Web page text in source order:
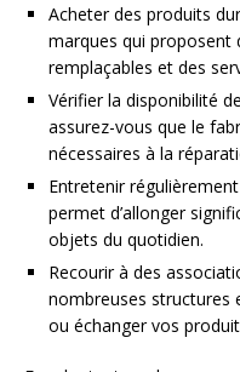
Acheter des produits
marques qui
remplaçables et des
Vérifier la disponibilité
assurez-vous que le
nécessaires à la
Entretenir
permet d’allonger
objets du quotidien.
Recourir à des
nombreuses structures
ou échanger vos